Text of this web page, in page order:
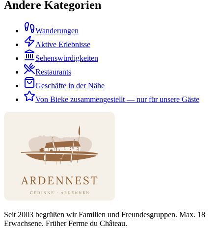
Andere Kategorien
Wanderungen
Aktive Erlebnisse
Sehenswürdigkeiten
Restaurants
Geschäfte in der Nähe
Von Bieke zusammengestellt — nur für unsere Gäste
Seit 2003 begrüßen wir Familien und Freundesgruppen. Max. 18
Erwachsene. Früher Ferme du Château.